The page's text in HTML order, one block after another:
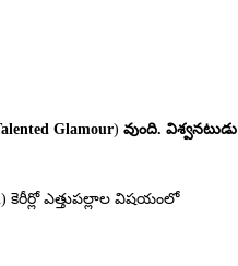
Glamour) వుంది. విశ్వనటుడు
కెరీర్లో ఎత్తుపల్లాల విషయంలో